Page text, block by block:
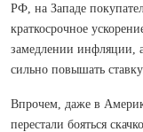
РФ, на Западе
краткосрочное
замедлении инфляции,
сильно повышать ставку.
Впрочем, даже в
перестали бояться